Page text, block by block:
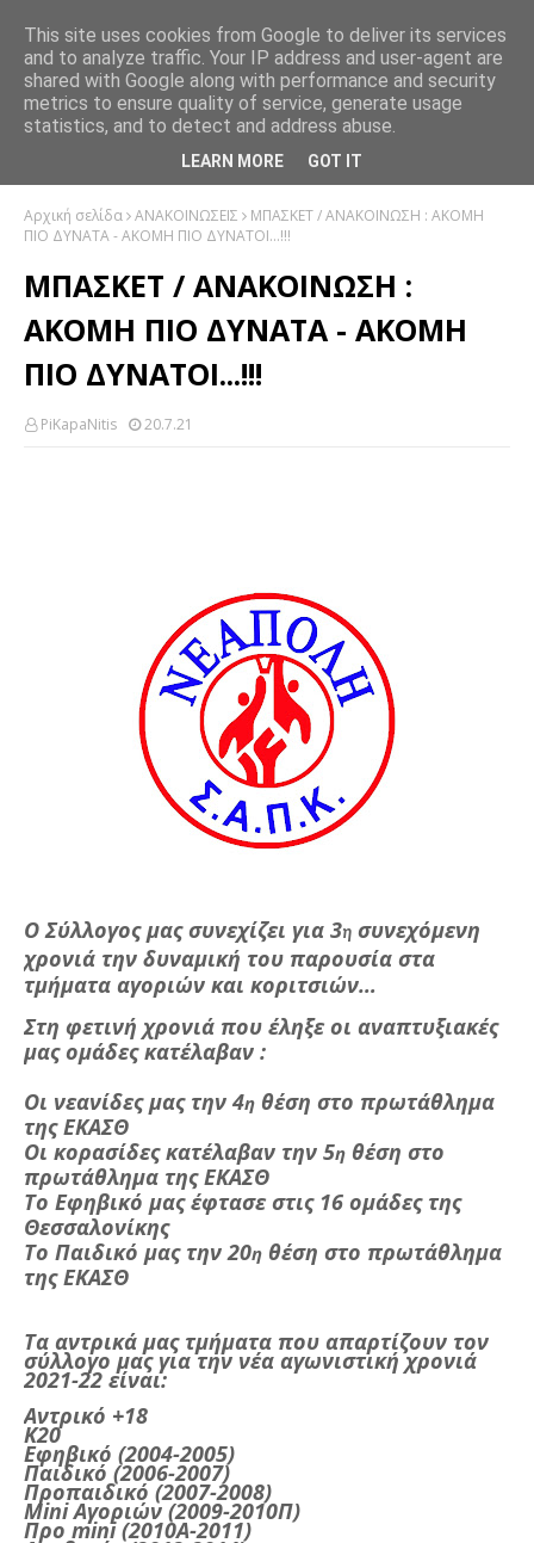
Αρχική σελίδα ΑΝΑΚΟΙΝΩΣΕΙΣ
ΜΠΑΣΚΕΤ / ΑΝΑΚΟΙΝΩΣΗ : ΑΚΟΜΗ
ΠΙΟ ΔΥΝΑΤΑ - ΑΚΟΜΗ ΠΙΟ ΔΥΝΑΤΟΙ...!!!
ΜΠΑΣΚΕΤ / ΑΝΑΚΟΙΝΩΣΗ :
ΑΚΟΜΗ ΠΙΟ ΔΥΝΑΤΑ - ΑΚΟΜΗ
ΠΙΟ ΔΥΝΑΤΟΙ...!!!
PiKapaNitis 20.7.21
Ο Σύλλογος μας συνεχίζει για 3η συνεχόμενη
χρονιά την δυναμική του παρουσία στα
τμήματα αγοριών και κοριτσιών…
Στη φετινή χρονιά που έληξε οι αναπτυξιακές
μας ομάδες κατέλαβαν :
Οι νεανίδες μας την 4η θέση στο πρωτάθλημα
της ΕΚΑΣΘ
Οι κορασίδες κατέλαβαν την 5η θέση στο
πρωτάθλημα της ΕΚΑΣΘ
Το Εφηβικό μας έφτασε στις 16 ομάδες της
Θεσσαλονίκης
Το Παιδικό μας την 20η θέση στο πρωτάθλημα
της ΕΚΑΣΘ
Τα αντρικά μας τμήματα που απαρτίζουν τον
σύλλογο μας για την νέα αγωνιστική χρονιά
2021-22 είναι:
Αντρικό +18
Κ20
Εφηβικό (2004-2005)
Παιδικό (2006-2007)
Προπαιδικό (2007-2008)
Mini Αγοριών (2009-2010Π)
Προ mini(2010A-2011)
This site uses cookies from Google to deliver its services
and to analyze traffic. Your IP address and user-agent are
shared with Google along with performance and security
metrics to ensure quality of service, generate usage
statistics, and to detect and address abuse.
LEARN MORE GOT IT